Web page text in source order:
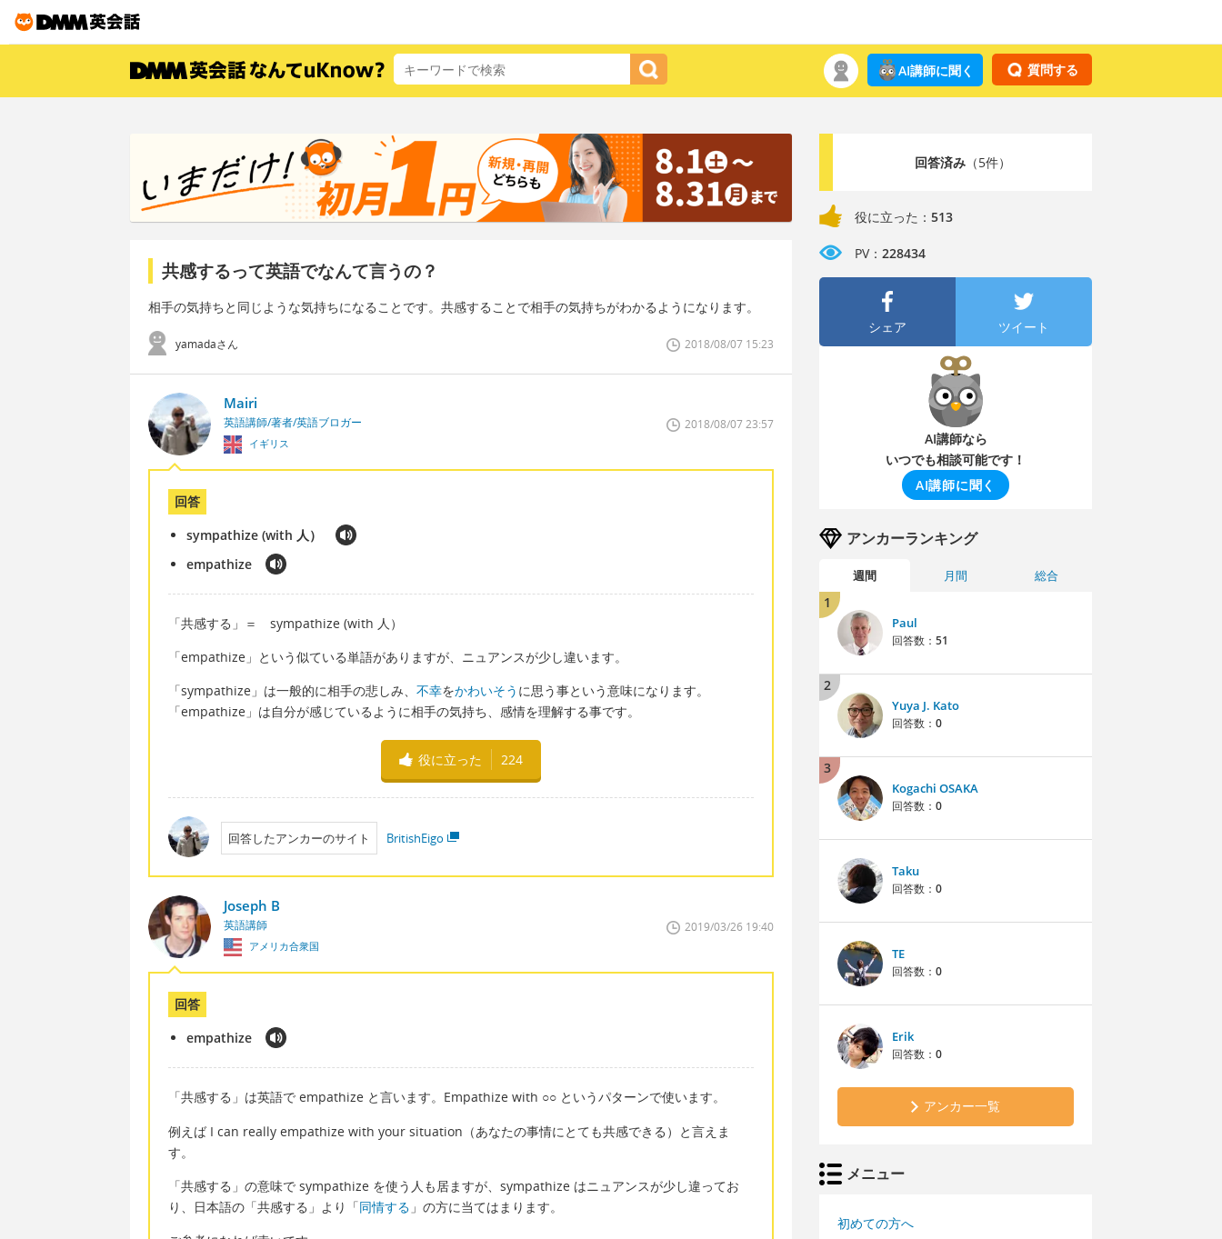
質問する
AI講師に聞く
共感するって英語でなんて言うの？
相手の気持ちと同じような気持ちになることです。共感することで相手の気持ちがわかるようになります。
yamadaさん 2018/08/07 15:23
Mairi
英語講師/著者/英語ブロガー
イギリス
2018/08/07 23:57
回答
sympathize (with 人）
empathize
「共感する」＝ sympathize (with 人）
「empathize」という似ている単語がありますが、ニュアンスが少し違います。
「sympathize」は一般的に相手の悲しみ、 不幸をかわいそう に思う事という意味になります。
「empathize」は自分が感じているように相手の気持ち、感情を理解する事です。
役に立った 224
回答したアンカーのサイト BritishEigo
Joseph B
英語講師
アメリカ合衆国
2019/03/26 19:40
回答
empathize
「共感する」は英語で empathize と言います。Empathize with ○○ というパターンで使います。
例えば I can really empathize with your situation（あなたの事情にとても共感できる）と言えま
す。
「共感する」の意味で sympathize を使う人も居ますが、sympathize はニュアンスが少し違ってお
り、日本語の「共感する」より「同情する 」の方に当てはまります。
回答済み（5件）
役に立った： 513
PV： 228434
シェア ツイート
AI講師なら
いつでも相談可能です！
AI講師に聞く
アンカーランキング
週間 月間 総合
1
Paul
回答数： 51
2
Yuya J. Kato
回答数： 0
3
Kogachi OSAKA
回答数： 0
Taku
回答数： 0
TE
回答数： 0
Erik
回答数： 0
アンカー一覧
メニュー
初めての方へ